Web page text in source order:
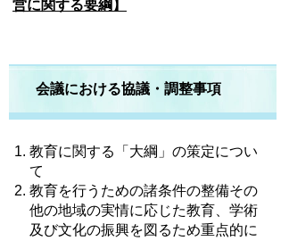
営に関する要綱】
会議における協議・調整事項
教育に関する「大綱」の策定につい
て
教育を行うための諸条件の整備その
他の地域の実情に応じた教育、学術
及び文化の振興を図るため重点的に